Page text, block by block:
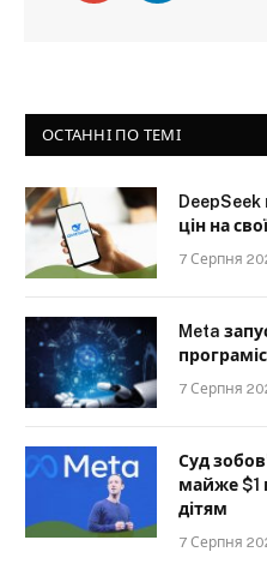
ОСТАННІ ПО ТЕМІ
цін на
7 Серпня
Meta
7 Серпня
Суд
майже $1
дітям
7 Серпня